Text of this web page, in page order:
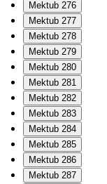
Mektub 276
Mektub 277
Mektub 278
Mektub 279
Mektub 280
Mektub 281
Mektub 282
Mektub 283
Mektub 284
Mektub 285
Mektub 286
Mektub 287